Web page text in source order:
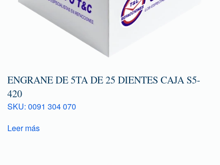
ENGRANE DE 5TA DE 25 DIENTES CAJA S5-
420
SKU: 0091 304 070
Leer más